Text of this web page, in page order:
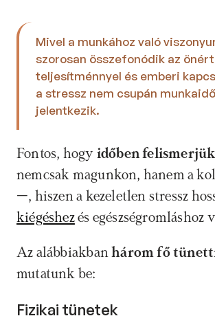
Mivel a munkához való
szorosan összefonódik az
teljesítménnyel és emberi
a stressz nem csupán
jelentkezik.
Fontos, hogy időben felismerjük
nemcsak magunkon, hanem a
kiégéshez és egészségromláshoz
Az alábbiakban
mutatunk be:
Fizikai tünetek